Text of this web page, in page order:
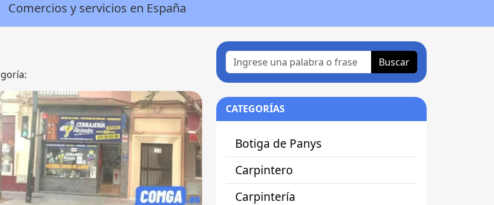
Comercios y servicios en España
Buscar
CATEGORÍAS
Botiga de Panys
Carpintero
Carpintería